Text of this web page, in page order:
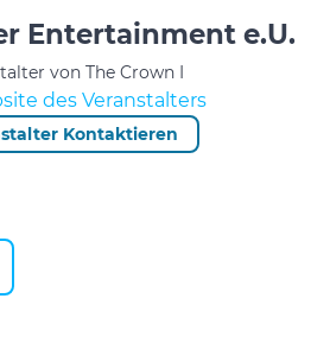
Entertainment e.U.
von The Crown I
des Veranstalters
Kontaktieren